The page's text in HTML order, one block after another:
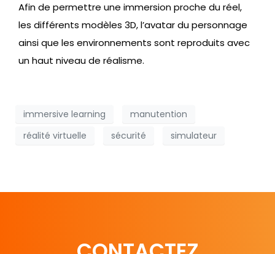
Afin de permettre une immersion proche du réel,
les différents modèles 3D, l’avatar du personnage
ainsi que les environnements sont reproduits avec
un haut niveau de réalisme.
immersive learning
manutention
réalité virtuelle
sécurité simulateur